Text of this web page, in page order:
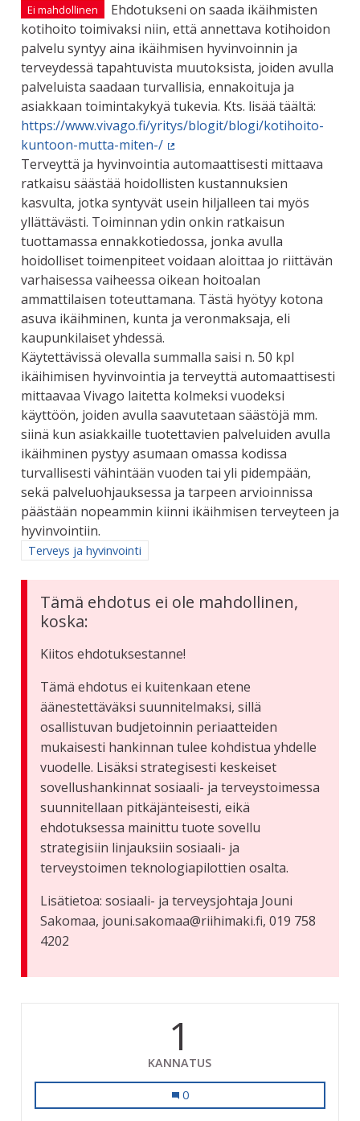
Ei mahdollinen
Ehdotukseni on saada ikäihmisten
kotihoito toimivaksi niin, että annettava kotihoidon
palvelu syntyy aina ikäihmisen hyvinvoinnin ja
terveydessä tapahtuvista muutoksista, joiden avulla
palveluista saadaan turvallisia, ennakoituja ja
asiakkaan toimintakykyä tukevia. Kts. lisää täältä:
https://www.vivago.fi/yritys/blogit/blogi/kotihoito-
kuntoon-mutta-miten-/
(Ulkoinen linkki)
Terveyttä ja hyvinvointia automaattisesti mittaava
ratkaisu säästää hoidollisten kustannuksien
kasvulta, jotka syntyvät usein hiljalleen tai myös
yllättävästi. Toiminnan ydin onkin ratkaisun
tuottamassa ennakkotiedossa, jonka avulla
hoidolliset toimenpiteet voidaan aloittaa jo riittävän
varhaisessa vaiheessa oikean hoitoalan
ammattilaisen toteuttamana. Tästä hyötyy kotona
asuva ikäihminen, kunta ja veronmaksaja, eli
kaupunkilaiset yhdessä.
Käytettävissä olevalla summalla saisi n. 50 kpl
ikäihimisen hyvinvointia ja terveyttä automaattisesti
mittaavaa Vivago laitetta kolmeksi vuodeksi
käyttöön, joiden avulla saavutetaan säästöjä mm.
siinä kun asiakkaille tuotettavien palveluiden avulla
ikäihminen pystyy asumaan omassa kodissa
turvallisesti vähintään vuoden tai yli pidempään,
sekä palveluohjauksessa ja tarpeen arvioinnissa
päästään nopeammin kiinni ikäihmisen terveyteen ja
hyvinvointiin.
Rajaa tulokset aihepiirin mukaan: Terveys ja hyvinvointi
Terveys ja hyvinvointi
Tämä ehdotus ei ole mahdollinen,
koska:
Kiitos ehdotuksestanne!
Tämä ehdotus ei kuitenkaan etene
äänestettäväksi suunnitelmaksi, sillä
osallistuvan budjetoinnin periaatteiden
mukaisesti hankinnan tulee kohdistua yhdelle
vuodelle. Lisäksi strategisesti keskeiset
sovellushankinnat sosiaali- ja terveystoimessa
suunnitellaan pitkäjänteisesti, eikä
ehdotuksessa mainittu tuote sovellu
strategisiin linjauksiin sosiaali- ja
terveystoimen teknologiapilottien osalta.
Lisätietoa: sosiaali- ja terveysjohtaja Jouni
Sakomaa, jouni.sakomaa@riihimaki.fi, 019 758
4202
1
KANNATUS
Ikäihmisten kotihoitoon terveyttä
0